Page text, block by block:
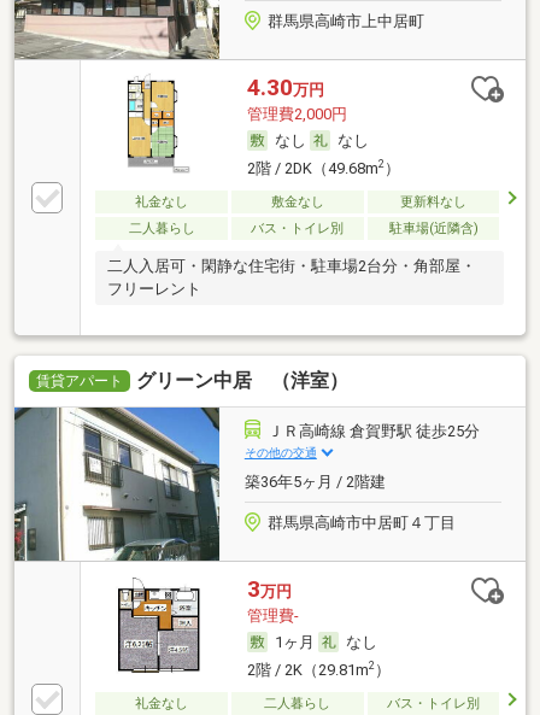
群馬県高崎市上中居町
4.30万円
管理費2,000円
なし
なし
2階 / 2DK（49.68m2）
礼金なし 敷金なし
更新料なし
二人暮らし
バス・トイレ別 駐車場(近隣含)
二人入居可・閑静な住宅街・駐車場2台分・角部屋・
フリーレント
賃貸アパート グリーン中居 （洋室）
ＪＲ高崎線 倉賀野駅 徒歩25分
その他の交通
築36年5ヶ月 / 2階建
群馬県高崎市中居町４丁目
3万円
管理費-
1ヶ月
なし
2階 / 2K（29.81m2）
礼金なし 二人暮らし
バス・トイレ別